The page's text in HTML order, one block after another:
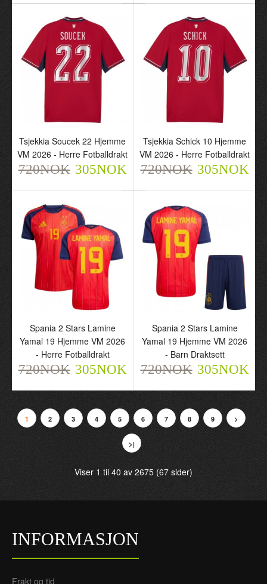
720NOK 720NOK
Hjemme VM 2026 - Herre
Fotballdrakt
720NOK 305NOK
Borte VM 2026 - Herre
Fotballdrakt
720NOK 305NOK
England Elliot Anderson
23 Hjemme VM 2026 -
Herre Fotballdrakt
720NOK 305NOK
England Elliot Anderson
Fotballdrakt
720NOK
Tsjekkia Soucek 22 Hjemme
VM 2026 - Herre Fotballdrakt
720NOK 305NOK
Tsjekkia Schick 10 Hjemme
VM 2026 - Herre Fotballdrakt
720NOK 305NOK
Spania 2 Stars Lamine
Yamal 19 Hjemme VM 2026
- Herre Fotballdrakt
720NOK 305NOK
Spania 2 Stars Lamine
Yamal 19 Hjemme VM 2026
- Barn Draktsett
720NOK 305NOK
1 2 3 4 5 6 7 8 9 >
>|
Viser 1 til 40 av 2675 (67 sider)
INFORMASJON
Frakt og tid